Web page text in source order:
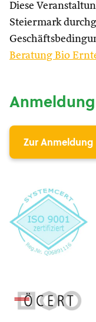
Diese
Steiermark
Beratung Bio
Anmeldung
Zur Anmeldung